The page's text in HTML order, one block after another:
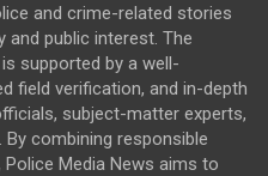
and crime-related stories
public interest. The
supported by a well-
field verification, and in-depth
subject-matter experts,
combining responsible
Media News aims to